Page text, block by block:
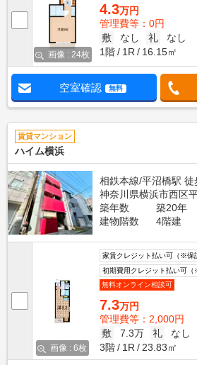
画像 : 24枚
4.3万円
管理費等：0円
敷
なし 礼
なし
1階
1R 16.15㎡
空室確認 無料
賃貸マンション
ハイム横浜
相鉄本線/平沼橋駅 徒
神奈川県横浜市西区
築年数
築20年
建物階数
4階建
画像 : 6枚
家賃クレジット払い可（※保
初期費用クレジット払い可（
無料オンライン相談可
7.3万円
管理費等：2,000円
敷
7.3万 礼
なし
3階
1R 23.83㎡